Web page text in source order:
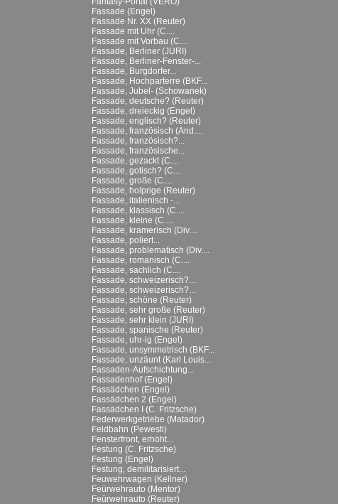
Fassade (Engel)
Fassade Nr. XX (Reuter)
Fassade mit Uhr (C....
Fassade mit Vorbau (C....
Fassade, Berliner (JURI)
Fassade, Berliner-Fenster-...
Fassade, Burgdorfer...
Fassade, Hochparterre (BKF...
Fassade, Jubel- (Schowanek)
Fassade, deutsche? (Reuter)
Fassade, dreieckig (Engel)
Fassade, englisch? (Reuter)
Fassade, französisch (And....
Fassade, französisch?...
Fassade, französische...
Fassade, gezackt (C....
Fassade, gotisch? (C....
Fassade, große (C....
Fassade, holprige (Reuter)
Fassade, italienisch -...
Fassade, klassisch (C....
Fassade, kleine (C....
Fassade, kramerisch (Div....
Fassade, poliert...
Fassade, problematisch (Div....
Fassade, romanisch (C....
Fassade, sachlich (C....
Fassade, schweizerisch?...
Fassade, schweizerisch?...
Fassade, schöne (Reuter)
Fassade, sehr große (Reuter)
Fassade, sehr klein (JURI)
Fassade, spanische (Reuter)
Fassade, uhr-ig (Engel)
Fassade, unsymmetrisch (BKF...
Fassade, unzäunt (Karl Louis...
Fassaden-Aufschichtung...
Fassadenhof (Engel)
Fassädchen (Engel)
Fassädchen 2 (Engel)
Fassädchen I (C. Fritzsche)
Federwerkgetriebe (Matador)
Feldbahn (Pewesti)
Fensterfront, erhöht...
Festung (C. Fritzsche)
Festung (Engel)
Festung, demilitarisiert...
Feuwehrwagen (Kellner)
Feürwehrauto (Mentor)
Feürwehrauto (Reuter)